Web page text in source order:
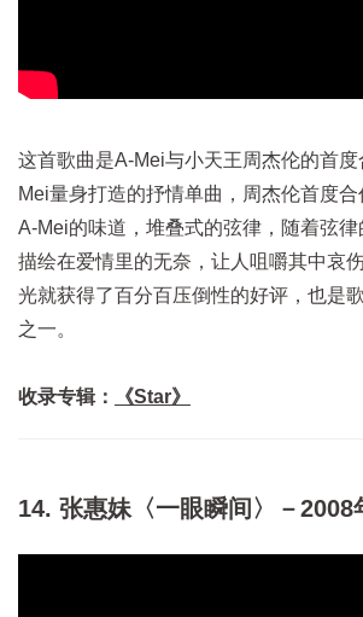
这首歌曲是A-Mei与小天王周杰伦的首
Mei量身打造的抒情单曲，周杰伦首度
A-Mei的味道，堆叠式的弦律，随着弦律
描绘在爱情里的无奈，让人咀嚼其中哀
光就获得了百分百压倒性的好评，也是
之一。
收录专辑： 《Star》
14. 张惠妹〈一眼瞬间〉－2008